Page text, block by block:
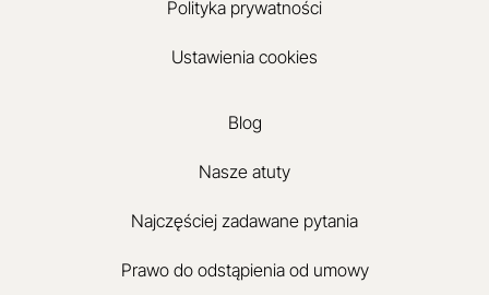
Polityka prywatności
Ustawienia cookies
Blog
Nasze atuty
Najczęściej zadawane pytania
Prawo do odstąpienia od umowy